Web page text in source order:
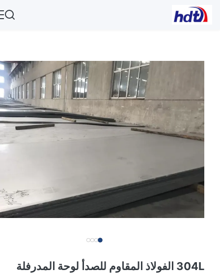
304L الفولاذ المقاوم للصدأ لوحة المدرفلة